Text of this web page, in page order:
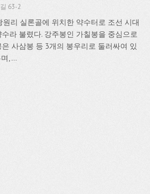
63-2
원리 실론골에 위치한 약수터로 조선 시대
라 불렸다. 강주봉인 가칠봉을 중심으로
사삼봉 등 3개의 봉우리로 둘러싸여 있
, ...